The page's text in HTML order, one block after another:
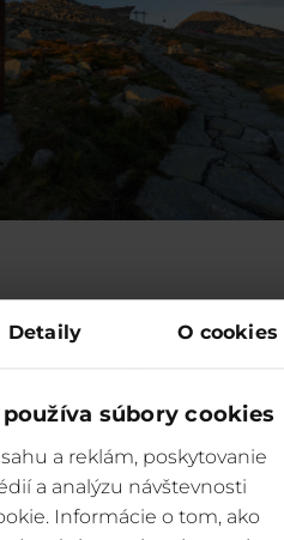
Detaily O cookies
súbory cookies
a reklám, poskytovanie
a analýzu návštevnosti
Informácie o tom, ako
Tudja meg, milyen vastag
figyelje meg, hogyan változik az
az év során.